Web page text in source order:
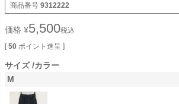
商品番号 9312222
価格 ¥5,500税込
[ 50 ポイント進呈 ]
サイズ カラー
M